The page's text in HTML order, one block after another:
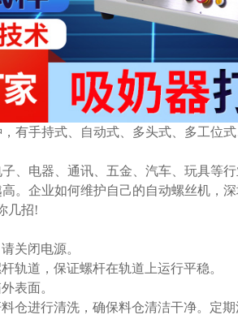
有手持式、自动式、多头式、多工位
、电器、通讯、五金、汽车、玩具等
。企业如何维护自己的自动螺丝机，
几招!
关闭电源。
轨道，保证螺杆在轨道上运行平稳。
表面。
仓进行清洗，确保料仓清洁干净。定